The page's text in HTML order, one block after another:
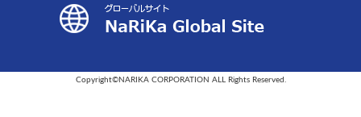
Copyright©NARIKA CORPORATION ALL Rights Reserved.